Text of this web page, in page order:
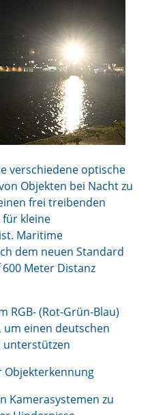
verschiedene optische
Objekten bei Nacht zu
frei treibenden
kleine
Maritime
dem neuen Standard
600 Meter Distanz
RGB- (Rot-Grün-Blau)
einen deutschen
unterstützen
Objekterkennung
Kamerasystemen zu